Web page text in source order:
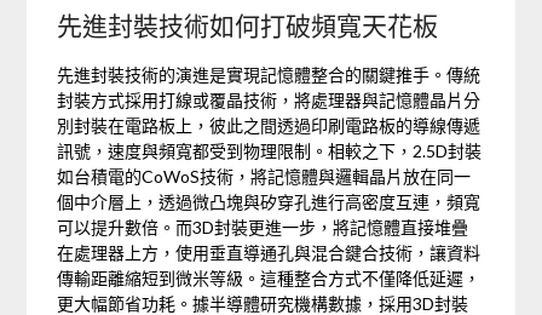
先進封裝技術如何打破頻寬天花板
先進封裝技術的演進是實現記憶體整合的關鍵推手。傳統
封裝方式採用打線或覆晶技術，將處理器與記憶體晶片分
別封裝在電路板上，彼此之間透過印刷電路板的導線傳遞
訊號，速度與頻寬都受到物理限制。相較之下，2.5D封裝
如台積電的CoWoS技術，將記憶體與邏輯晶片放在同一
個中介層上，透過微凸塊與矽穿孔進行高密度互連，頻寬
可以提升數倍。而3D封裝更進一步，將記憶體直接堆疊
在處理器上方，使用垂直導通孔與混合鍵合技術，讓資料
傳輸距離縮短到微米等級。這種整合方式不僅降低延遲，
更大幅節省功耗。據半導體研究機構數據，採用3D封裝